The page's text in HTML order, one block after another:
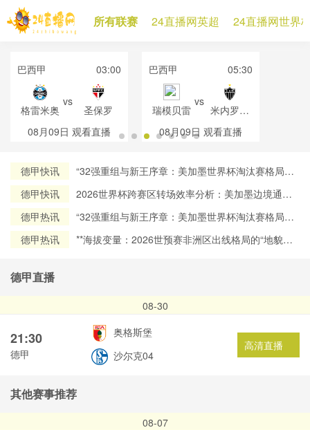
所有联赛 24直播网英超 24直播网世界
巴西甲 03:00
格雷米奥
vs
圣保罗
08月09日 观看直播
巴西甲 05:30
瑞模贝雷
vs
米内罗竞
技
08月09日 观看直播
德甲快讯
“32强重组与新王序章：美加墨世界杯淘汰赛格局再
德甲快讯
2026世界杯跨赛区转场效率分析：美加墨边境通关
德甲热讯
“32强重组与新王序章：美加墨世界杯淘汰赛格局再
德甲热讯
**海拔变量：2026世预赛非洲区出线格局的“地貌暗
德甲直播
08-30
21:30
德甲
奥格斯堡
沙尔克04
高清直播
其他赛事推荐
08-07